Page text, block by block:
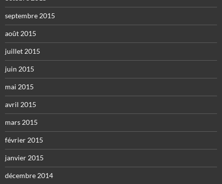
septembre 2015
août 2015
juillet 2015
juin 2015
mai 2015
avril 2015
mars 2015
février 2015
janvier 2015
décembre 2014